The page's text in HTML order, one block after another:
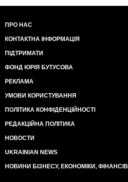
ПРО НАС
КОНТАКТНА ІНФОРМАЦІЯ
ПІДТРИМАТИ
ФОНД ЮРІЯ БУТУСОВА
РЕКЛАМА
УМОВИ КОРИСТУВАННЯ
ПОЛІТИКА КОНФІДЕНЦІЙНОСТІ
РЕДАКЦІЙНА ПОЛІТИКА
НОВОСТИ
UKRAINIAN NEWS
НОВИНИ БІЗНЕСУ, ЕКОНОМІКИ, ФІНАНСІВ